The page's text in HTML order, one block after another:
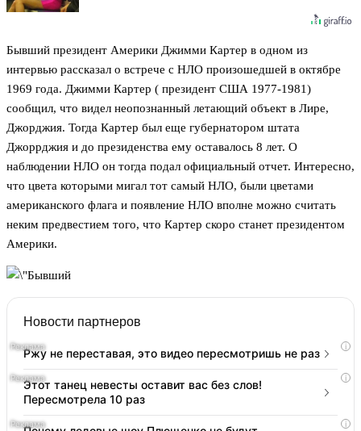
Бывший президент Америки Джимми Картер в одном из
интервью рассказал о встрече с НЛО произошедшей в октябре
1969 года. Джимми Картер ( президент США 1977-1981)
сообщил, что видел неопознанный летающий объект в Лире,
Джорджия. Тогда Картер был еще губернатором штата
Джоррджия и до президенства ему оставалось 8 лет. О
наблюдении НЛО он тогда подал официальный отчет. Интересно,
что цвета которыми мигал тот самый НЛО, были цветами
американского флага и появление НЛО вполне можно считать
неким предвестием того, что Картер скоро станет президентом
Америки.
Новости партнеров
i
Ржу не переставая, это видео пересмотришь не раз
i
Этот танец невесты оставит вас без слов!
Пересмотрела 10 раз
i